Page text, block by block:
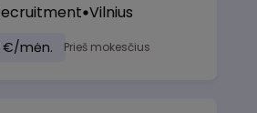
Vilnius
€/mėn. Prieš mokesčius